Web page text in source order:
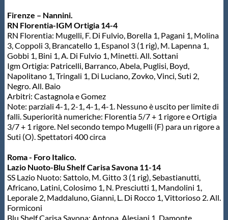
Videogallery
Intranet
Webmail
Contatti
Firenze – Nannini.
RN Florentia-IGM Ortigia 14-4
RN Florentia: Mugelli, F. Di Fulvio, Borella 1, Pagani 1, Molina
3, Coppoli 3, Brancatello 1, Espanol 3 (1 rig), M. Lapenna 1,
Gobbi 1, Bini 1, A. Di Fulvio 1, Minetti. All. Sottani
Igm Ortigia: Patricelli, Barranco, Abela, Puglisi, Boyd,
Napolitano 1, Tringali 1, Di Luciano, Zovko, Vinci, Suti 2,
Negro. All. Baio
Arbitri: Castagnola e Gomez
Note: parziali 4-1, 2-1, 4-1, 4-1. Nessuno è uscito per limite di
falli. Superiorità numeriche: Florentia 5/7 + 1 rigore e Ortigia
3/7 + 1 rigore. Nel secondo tempo Mugelli (F) para un rigore a
Suti (O). Spettatori 400 circa
Roma - Foro Italico.
Lazio Nuoto-Blu Shelf Carisa Savona 11-14
SS Lazio Nuoto: Sattolo, M. Gitto 3 (1 rig), Sebastianutti,
Africano, Latini, Colosimo 1, N. Presciutti 1, Mandolini 1,
Leporale 2, Maddaluno, Gianni, L. Di Rocco 1, Vittorioso 2. All.
Formiconi
Blu Shelf Carisa Savona: Antona, Alesiani 1, Damonte,